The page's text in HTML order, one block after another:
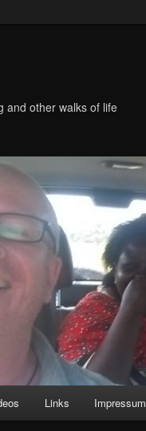
and other walks of life
Links Impressum